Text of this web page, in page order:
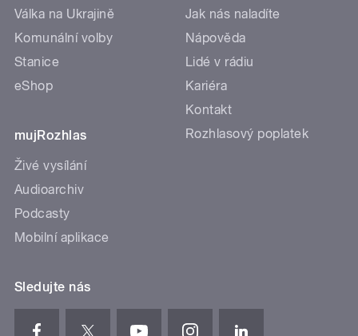
Válka na Ukrajině
Komunální volby
Stanice
eShop
mujRozhlas
Živé vysílání
Audioarchiv
Podcasty
Mobilní aplikace
Jak nás naladíte
Nápověda
Lidé v rádiu
Kariéra
Kontakt
Rozhlasový poplatek
Sledujte nás